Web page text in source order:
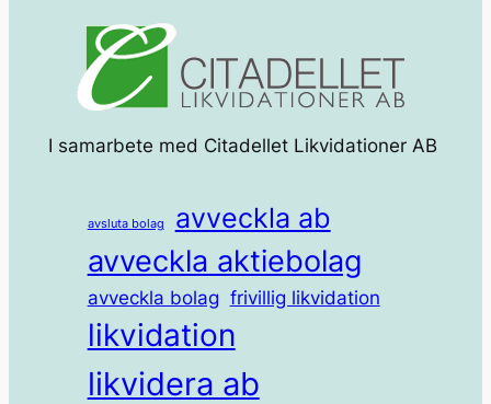
I samarbete med Citadellet Likvidationer AB
avsluta bolag avveckla ab
avveckla aktiebolag
avveckla bolag frivillig likvidation
likvidation
likvidera ab